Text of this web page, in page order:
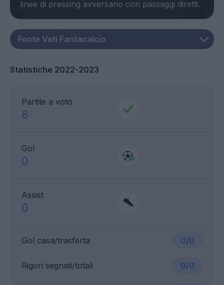
Statistiche 2022-2023
Partite a voto
8
Gol
0
Assist
0
Gol casa/trasferta 0/0
Rigori segnati/totali 0/0